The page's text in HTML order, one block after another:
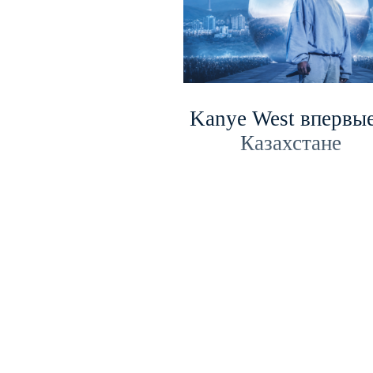
Kanye West
Казахстане